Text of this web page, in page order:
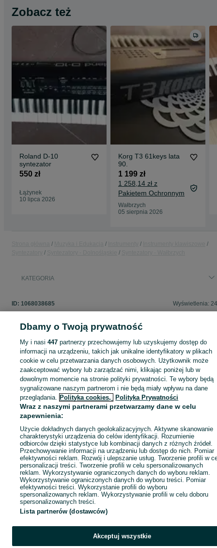
Zobacz też
Roland D-10
syntezator
550 zł
Łążynek
10 lipca 2026
Korg T3 61keys lata
90.
1 199 zł
1 258,14 zł z
Pakietem Ochronnym
Wałbrzych
05 sierpnia 2026
KATEGORIA
ID: 1068038685 Wyświetlenia:
Zaloguj się lub załóż konto na OLX, aby skontaktować się z
sprzedającym
Zaloguj się / Załóż konto
Dbamy o Twoją prywatność
My i nasi447 partnerzy przechowujemy lub uzyskujemy dostęp do
informacji na urządzeniu, takich jak unikalne identyfikatory w plikach
cookie w celu przetwarzania danych osobowych. Użytkownik może
zaakceptować wybory lub zarządzać nimi, klikając poniżej lub w
dowolnym momencie na stronie polityki prywatności. Te wybory będą
sygnalizowane naszym partnerom i nie będą miały wpływu na dane
przeglądania. Polityka cookies, Polityka Prywatności
Wraz z naszymi partnerami przetwarzamy dane w celu
zapewnienia:
Użycie dokładnych danych geolokalizacyjnych. Aktywne skanowanie
charakterystyki urządzenia do celów identyfikacji. Rozumienie
odbiorców dzięki statystyce lub kombinacji danych z różnych źródeł.
Przechowywanie informacji na urządzeniu lub dostęp do nich. Pomiar
efektywności reklam. Rozwój i ulepszanie usług. Tworzenie profili w
personalizacji treści. Tworzenie profili w celu spersonalizowanych
reklam. Wykorzystywanie ograniczonych danych do wyboru reklam.
Wykorzystywanie ograniczonych danych do wyboru treści. Pomiar
efektywności treści. Wykorzystanie profili do wyboru
spersonalizowanych reklam. Wykorzystywanie profili w celu doboru
spersonalizowanych treści.
Lista partnerów (dostawców)
Akceptuj wszystkie